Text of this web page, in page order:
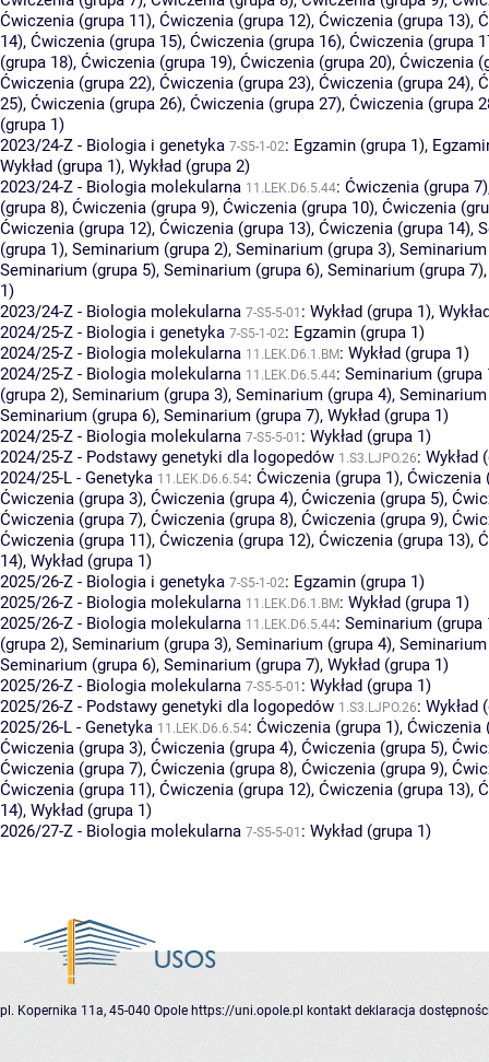
Ćwiczenia (grupa 11), Ćwiczenia (grupa 12), Ćwiczenia (grupa 13),
14), Ćwiczenia (grupa 15), Ćwiczenia (grupa 16), Ćwiczenia (grupa
(grupa 18), Ćwiczenia (grupa 19), Ćwiczenia (grupa 20), Ćwiczenia
Ćwiczenia (grupa 22), Ćwiczenia (grupa 23), Ćwiczenia (grupa 24),
25), Ćwiczenia (grupa 26), Ćwiczenia (grupa 27), Ćwiczenia (grupa
(grupa 1)
2023/24-Z - Biologia i genetyka 7-S5-1-02: Egzamin (grupa 1),
Wykład (grupa 1), Wykład (grupa 2)
2023/24-Z - Biologia molekularna 11.LEK.D6.5.44: Ćwiczenia (grupa 7)
(grupa 8), Ćwiczenia (grupa 9), Ćwiczenia (grupa 10), Ćwiczenia
Ćwiczenia (grupa 12), Ćwiczenia (grupa 13), Ćwiczenia (grupa 14),
(grupa 1), Seminarium (grupa 2), Seminarium (grupa 3),
Seminarium (grupa 5), Seminarium (grupa 6), Seminarium (grupa 7)
1)
2023/24-Z - Biologia molekularna 7-S5-5-01 : Wykład (grupa 1),
2024/25-Z - Biologia i genetyka 7-S5-1-02: Egzamin (grupa 1)
2024/25-Z - Biologia molekularna 11.LEK.D6.1.BM: Wykład (grupa 1)
2024/25-Z - Biologia molekularna 11.LEK.D6.5.44: Seminarium (grupa
(grupa 2), Seminarium (grupa 3), Seminarium (grupa 4),
Seminarium (grupa 6), Seminarium (grupa 7), Wykład (grupa 1)
2024/25-Z - Biologia molekularna 7-S5-5-01 : Wykład (grupa 1)
2024/25-Z - Podstawy genetyki dla logopedów 1.S3.LJPO.26: Wykład
2024/25-L - Genetyka 11.LEK.D6.6.54: Ćwiczenia (grupa 1), Ćwiczenia
Ćwiczenia (grupa 3), Ćwiczenia (grupa 4), Ćwiczenia (grupa 5),
Ćwiczenia (grupa 7), Ćwiczenia (grupa 8), Ćwiczenia (grupa 9),
Ćwiczenia (grupa 11), Ćwiczenia (grupa 12), Ćwiczenia (grupa 13),
14), Wykład (grupa 1)
2025/26-Z - Biologia i genetyka 7-S5-1-02: Egzamin (grupa 1)
2025/26-Z - Biologia molekularna 11.LEK.D6.1.BM: Wykład (grupa 1)
2025/26-Z - Biologia molekularna 11.LEK.D6.5.44: Seminarium (grupa
(grupa 2), Seminarium (grupa 3), Seminarium (grupa 4),
Seminarium (grupa 6), Seminarium (grupa 7), Wykład (grupa 1)
2025/26-Z - Biologia molekularna 7-S5-5-01 : Wykład (grupa 1)
2025/26-Z - Podstawy genetyki dla logopedów 1.S3.LJPO.26: Wykład
2025/26-L - Genetyka 11.LEK.D6.6.54: Ćwiczenia (grupa 1), Ćwiczenia
Ćwiczenia (grupa 3), Ćwiczenia (grupa 4), Ćwiczenia (grupa 5),
Ćwiczenia (grupa 7), Ćwiczenia (grupa 8), Ćwiczenia (grupa 9),
Ćwiczenia (grupa 11), Ćwiczenia (grupa 12), Ćwiczenia (grupa 13),
14), Wykład (grupa 1)
2026/27-Z - Biologia molekularna 7-S5-5-01 : Wykład (grupa 1)
pl. Kopernika 11a, 45-040 Opole https://uni.opole.pl kontakt deklaracja